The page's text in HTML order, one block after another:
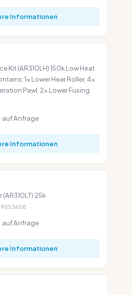
Informationen
Kit (AR310LH) 150k Low Heat
1x Lower Hear Roller, 4x
Pawl, 2x Lower Fusing
auf Anfrage
Informationen
(AR310LT) 25k
auf Anfrage
Informationen